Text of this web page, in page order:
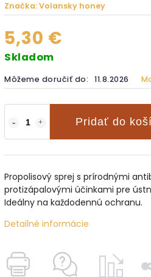
Značka:Volansky honey
5,30 €
Skladom
Môžeme doručiť do: 11.8.2026
Pridať do
Propolisový sprej s prírodnými
protizápalovými účinkami pre
Ideálny na každodennú ochranu.
Detailné informácie